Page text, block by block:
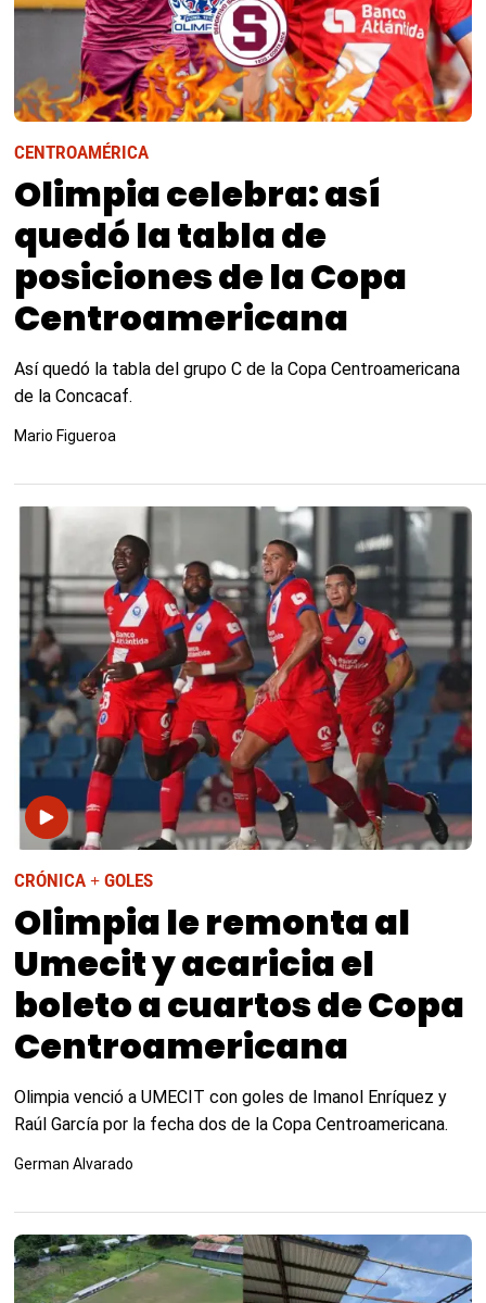
CENTROAMÉRICA
Olimpia celebra: así
quedó la tabla de
posiciones de la Copa
Centroamericana
Así quedó la tabla del grupo C de la Copa Centroamericana
de la Concacaf.
Mario Figueroa
CRÓNICA + GOLES
Olimpia le remonta al
Umecit y acaricia el
boleto a cuartos de Copa
Centroamericana
Olimpia venció a UMECIT con goles de Imanol Enríquez y
Raúl García por la fecha dos de la Copa Centroamericana.
German Alvarado